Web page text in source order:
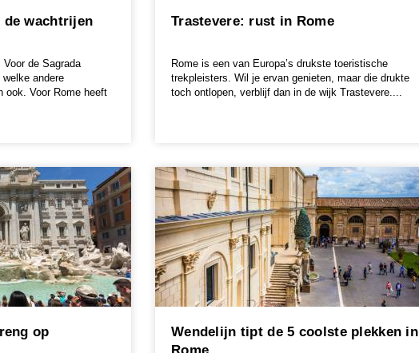
de wachtrijen
de Sagrada
andere
ook. Voor Rome heeft
Trastevere: rust in Rome
Rome is een van Europa’s drukste toeristische
trekpleisters. Wil je ervan genieten, maar die drukte
toch ontlopen, verblijf dan in de wijk Trastevere....
op
Wendelijn tipt de 5 coolste plekken in
Rome